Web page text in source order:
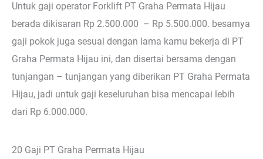
Untuk gaji operator Forklift PT Graha Permata Hijau
berada dikisaran Rp 2.500.000 – Rp 5.500.000. besarnya
gaji pokok juga sesuai dengan lama kamu bekerja di PT
Graha Permata Hijau ini, dan disertai bersama dengan
tunjangan – tunjangan yang diberikan PT Graha Permata
Hijau, jadi untuk gaji keseluruhan bisa mencapai lebih
dari Rp 6.000.000.
20 Gaji PT Graha Permata Hijau